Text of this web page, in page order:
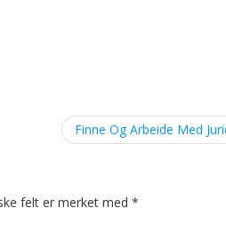
Finne Og Arbeide Med
felt er merket med *